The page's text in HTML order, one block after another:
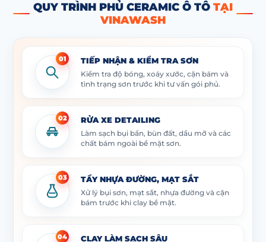
QUY TRÌNH PHỦ CERAMIC Ô TÔ TẠI
VINAWASH
01 TIẾP NHẬN & KIỂM TRA SƠN
Kiểm tra độ bóng, xoáy xước, cặn bám và
tình trạng sơn trước khi tư vấn gói phủ.
02 RỬA XE DETAILING
Làm sạch bụi bẩn, bùn đất, dầu mỡ và các
chất bám ngoài bề mặt sơn.
03 TẨY NHỰA ĐƯỜNG, MẠT SẮT
Xử lý bụi sơn, mạt sắt, nhựa đường và cặn
bám trước khi clay bề mặt.
04 CLAY LÀM SẠCH SÂU